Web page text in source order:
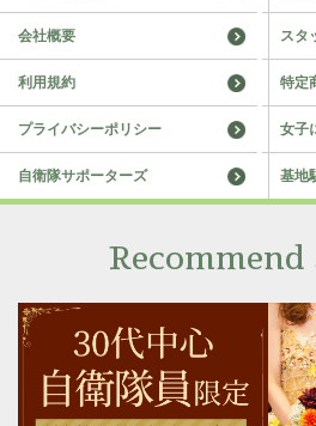
会社概要 スタ
利用規約 特定
プライバシーポリシー 女子
自衛隊サポーターズ 基地